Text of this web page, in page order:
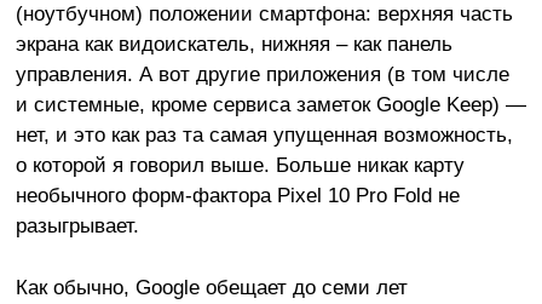
(ноутбучном) положении смартфона: верхняя часть
экрана как видоискатель, нижняя – как панель
управления. А вот другие приложения (в том числе
и системные, кроме сервиса заметок Google Keep) —
нет, и это как раз та самая упущенная возможность,
о которой я говорил выше. Больше никак карту
необычного форм-фактора Pixel 10 Pro Fold не
разыгрывает.
Как обычно, Google обещает до семи лет